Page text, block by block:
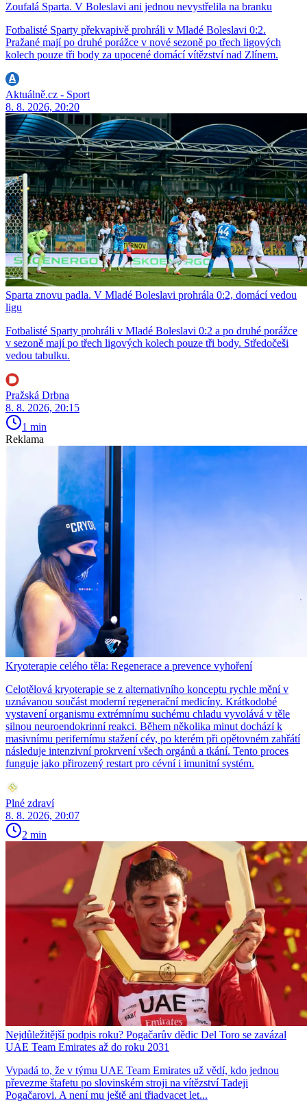
Zoufalá Sparta. V Boleslavi ani jednou nevystřelila na branku
Fotbalisté Sparty překvapivě prohráli v Mladé Boleslavi 0:2.
Pražané mají po druhé porážce v nové sezoně po třech ligových
kolech pouze tři body za upocené domácí vítězství nad Zlínem.
Aktuálně.cz - Sport
8. 8. 2026, 20:20
Sparta znovu padla. V Mladé Boleslavi prohrála 0:2, domácí vedou
ligu
Fotbalisté Sparty prohráli v Mladé Boleslavi 0:2 a po druhé porážce
v sezoně mají po třech ligových kolech pouze tři body. Středočeši
vedou tabulku.
Pražská Drbna
8. 8. 2026, 20:15
1 min
Reklama
Kryoterapie celého těla: Regenerace a prevence vyhoření
Celotělová kryoterapie se z alternativního konceptu rychle mění v
uznávanou součást moderní regenerační medicíny. Krátkodobé
vystavení organismu extrémnímu suchému chladu vyvolává v těle
silnou neuroendokrinní reakci. Během několika minut dochází k
masivnímu perifernímu stažení cév, po kterém při opětovném zahřátí
následuje intenzivní prokrvení všech orgánů a tkání. Tento proces
funguje jako přirozený restart pro cévní i imunitní systém.
Plné zdraví
8. 8. 2026, 20:07
2 min
Nejdůležitější podpis roku? Pogačarův dědic Del Toro se zavázal
UAE Team Emirates až do roku 2031
Vypadá to, že v týmu UAE Team Emirates už vědí, kdo jednou
převezme štafetu po slovinském stroji na vítězství Tadeji
Pogačarovi. A není mu ještě ani třiadvacet let...